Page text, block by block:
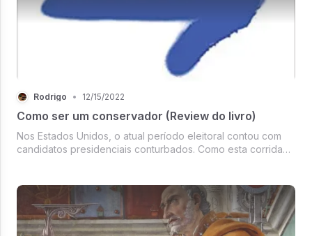
Rodrigo • 12/15/2022
Como ser um conservador (Review do livro)
Nos Estados Unidos, o atual período eleitoral contou com
candidatos presidenciais conturbados. Como esta corrida
o arauto do conserv...